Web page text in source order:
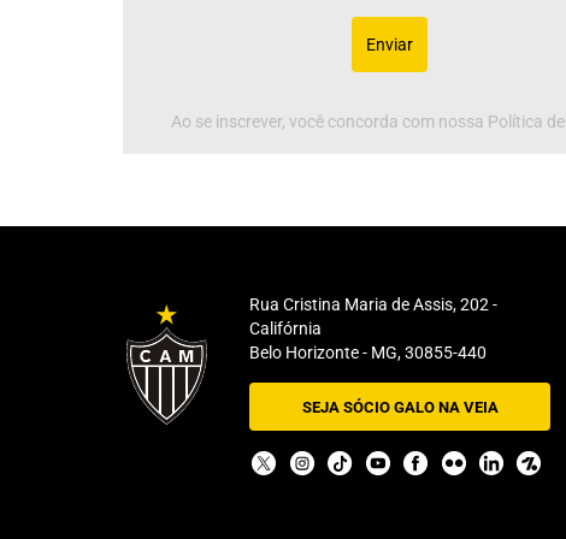
Enviar
Ao se inscrever, você concorda com nossa Política
Rua Cristina Maria de Assis, 202 -
Califórnia
Belo Horizonte - MG, 30855-440
SEJA SÓCIO GALO NA VEIA